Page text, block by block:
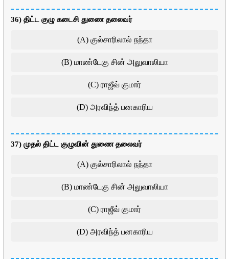
36) திட்ட குழு கடைசி துணை தலைவர்
(A) குல்சாரிலால் நந்தா
(B) மாண்டேகு சின் அலுவாலியா
(C) ராஜீவ் குமார்
(D) அரவிந்த் பனகாரிய
37) முதல் திட்ட குழுவின் துணை தலைவர்
(A) குல்சாரிலால் நந்தா
(B) மாண்டேகு சின் அலுவாலியா
(C) ராஜீவ் குமார்
(D) அரவிந்த் பனகாரிய